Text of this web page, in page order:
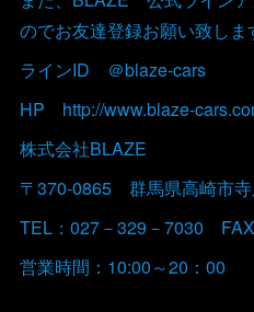
のでお友達登録お願い致しま
ラインID ＠blaze-cars
HP http://www.blaze-
株式会社BLAZE
〒370-0865 群馬県高崎市寺
TEL：027－329－7030
営業時間：10:00～20：00